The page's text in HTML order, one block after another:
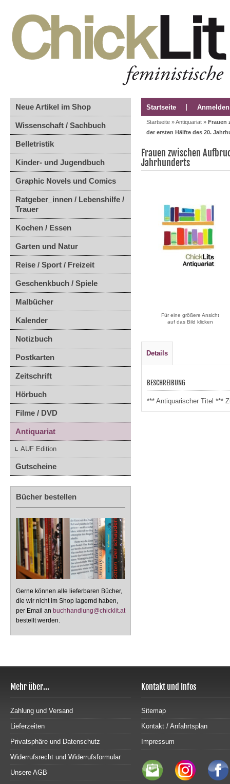
Neue Artikel im Shop
Wissenschaft / Sachbuch
Belletristik
Kinder- und Jugendbuch
Graphic Novels und Comics
Ratgeber_innen / Lebenshilfe /
Trauer
Kochen / Essen
Garten und Natur
Reise / Sport / Freizeit
Geschenkbuch / Spiele
Malbücher
Kalender
Notizbuch
Postkarten
Zeitschrift
Hörbuch
Filme / DVD
Antiquariat
AUF Edition
Gutscheine
Bücher bestellen
Gerne können alle lieferbaren Bücher,
die wir nicht im Shop lagernd haben,
per Email an buchhandlung@chicklit.at
bestellt werden.
Startseite Anmelden
Startseite »Antiquariat » Frauen
der ersten Hälfte des 20.
Frauen zwischen
Jahrhunderts
Für eine größere Ansicht
auf das Bild klicken
Details
BESCHREIBUNG
*** Antiquarischer Titel ***
Mehr über...
Zahlung und Versand
Lieferzeiten
Privatsphäre und Datenschutz
Widerrufsrecht und Widerrufsformular
Unsere AGB
Kontakt und Infos
Sitemap
Kontakt / Anfahrtsplan
Impressum